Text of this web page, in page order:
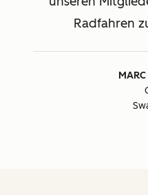
Radfahren
MARC